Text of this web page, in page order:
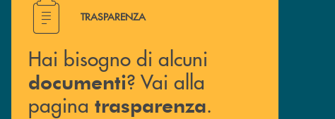
Hai bisogno di alcuni documenti ? Vai alla pagina
TRASPARENZA
Hai bisogno di alcuni
documenti? Vai alla
pagina trasparenza.